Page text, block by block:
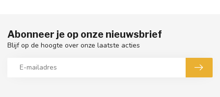
Abonneer je op onze nieuwsbrief
Blijf op de hoogte over onze laatste acties